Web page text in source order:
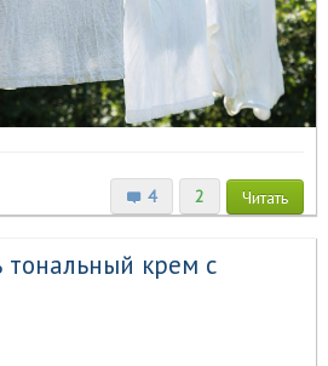
4 2 Читать
тональный крем с